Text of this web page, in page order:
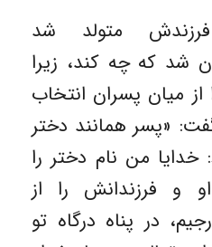
متولد شد
شد که چه کند، زیرا
میان پسران انتخاب
«پسر همانند دختر
من نام دختر را
و فرزندانش را از
در پناه درگاه تو